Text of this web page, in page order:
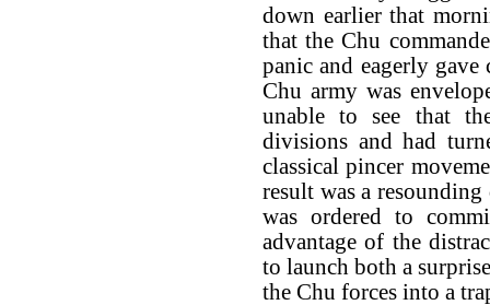
down earlier that
that the Chu
panic and eagerly
Chu army was
unable to see that
divisions and had
classical pincer
result was a
was ordered to
advantage of the
to launch both a
the Chu forces into a